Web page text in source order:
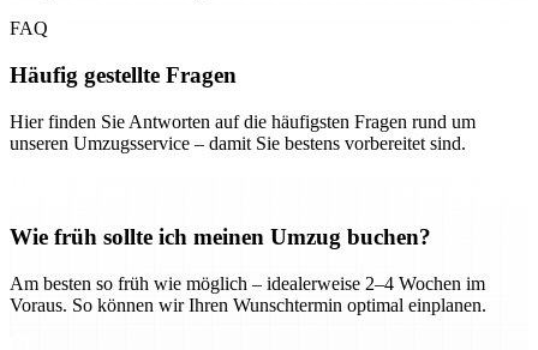
FAQ
Häufig gestellte Fragen
Hier finden Sie Antworten auf die häufigsten Fragen rund um
unseren Umzugsservice – damit Sie bestens vorbereitet sind.
Wie früh sollte ich meinen Umzug buchen?
Am besten so früh wie möglich – idealerweise 2–4 Wochen im
Voraus. So können wir Ihren Wunschtermin optimal einplanen.